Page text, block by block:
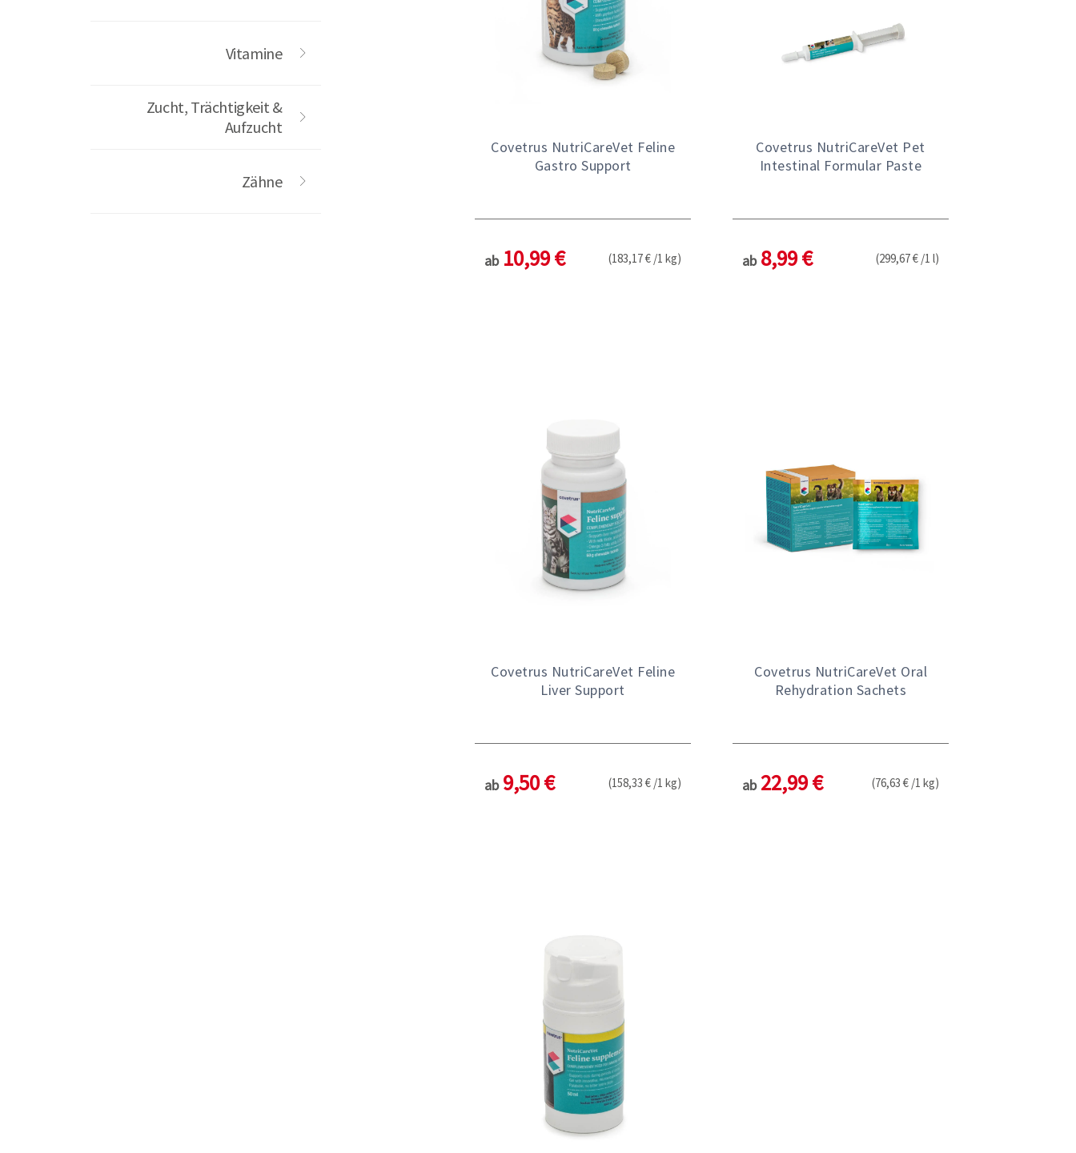
Vitamine
Zucht, Trächtigkeit &
Aufzucht
Zähne
Covetrus NutriCareVet Feline
Gastro Support
ab 10,99 € (183,17 € /1 kg)
Covetrus NutriCareVet Pet
Intestinal Formular Paste
ab 8,99 € (299,67 € /1 l)
Covetrus NutriCareVet Feline
Liver Support
ab 9,50 € (158,33 € /1 kg)
Covetrus NutriCareVet Oral
Rehydration Sachets
ab 22,99 € (76,63 € /1 kg)